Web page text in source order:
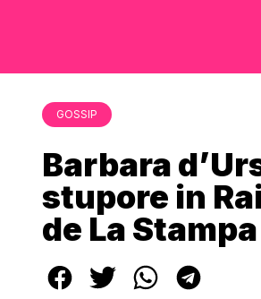
GOSSIP
Barbara
stupore in
de La Stampa